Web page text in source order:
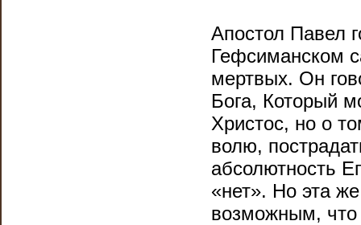
Апостол Павел
Гефсиманском
мертвых. Он
Бога, Который
Христос, но о
волю,
абсолютность
«нет». Но эта
возможным,